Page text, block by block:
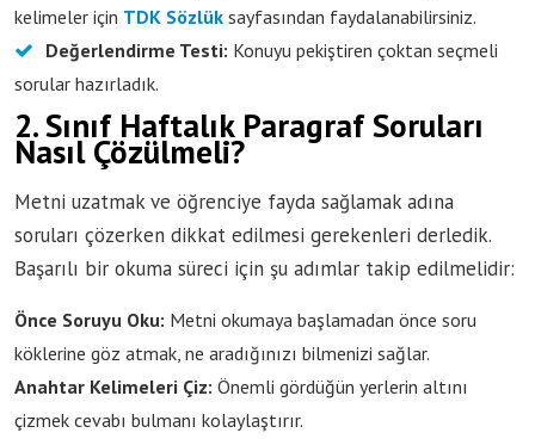
kelimeler için TDK Sözlük sayfasından faydalanabilirsiniz.
Değerlendirme Testi: Konuyu pekiştiren çoktan seçmeli
sorular hazırladık.
2. Sınıf Haftalık Paragraf Soruları
Nasıl Çözülmeli?
Metni uzatmak ve öğrenciye fayda sağlamak adına
soruları çözerken dikkat edilmesi gerekenleri derledik.
Başarılı bir okuma süreci için şu adımlar takip edilmelidir:
Önce Soruyu Oku: Metni okumaya başlamadan önce soru
köklerine göz atmak, ne aradığınızı bilmenizi sağlar.
Anahtar Kelimeleri Çiz: Önemli gördüğün yerlerin altını
çizmek cevabı bulmanı kolaylaştırır.